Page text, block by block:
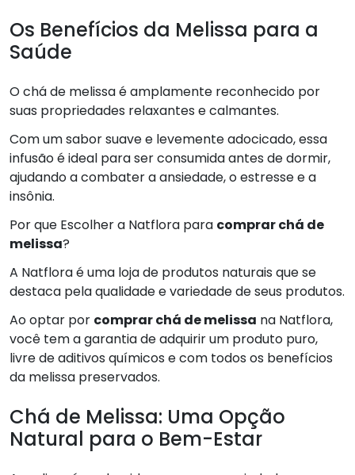
Os Benefícios da Melissa para a
Saúde
O chá de melissa é amplamente reconhecido por
suas propriedades relaxantes e calmantes.
Com um sabor suave e levemente adocicado, essa
infusão é ideal para ser consumida antes de dormir,
ajudando a combater a ansiedade, o estresse e a
insônia.
Por que Escolher a Natflora para comprar chá de
melissa?
A Natflora é uma loja de produtos naturais que se
destaca pela qualidade e variedade de seus produtos.
Ao optar por comprar chá de melissa na Natflora,
você tem a garantia de adquirir um produto puro,
livre de aditivos químicos e com todos os benefícios
da melissa preservados.
Chá de Melissa: Uma Opção
Natural para o Bem-Estar